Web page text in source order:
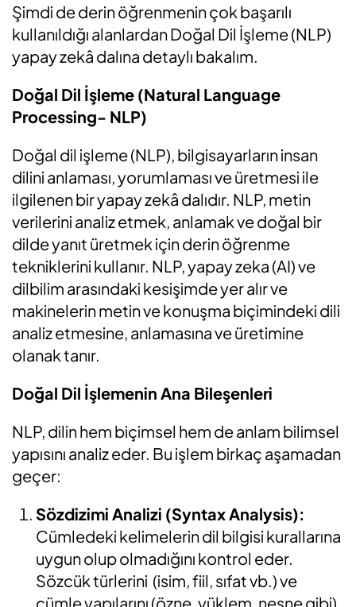
Şimdi de derin öğrenmenin çok başarılı
kullanıldığı alanlardan Doğal Dil İşleme (NLP)
yapay zekâ dalına detaylı bakalım.
Doğal Dil İşleme (Natural Language
Processing- NLP)
Doğal dil işleme (NLP), bilgisayarların insan
dilini anlaması, yorumlaması ve üretmesi ile
ilgilenen bir yapay zekâ dalıdır. NLP, metin
verilerini analiz etmek, anlamak ve doğal bir
dilde yanıt üretmek için derin öğrenme
tekniklerini kullanır. NLP, yapay zeka (AI) ve
dilbilim arasındaki kesişimde yer alır ve
makinelerin metin ve konuşma biçimindeki dili
analiz etmesine, anlamasına ve üretimine
olanak tanır.
Doğal Dil İşlemenin Ana Bileşenleri
NLP, dilin hem biçimsel hem de anlam bilimsel
yapısını analiz eder. Bu işlem birkaç aşamadan
geçer:
Sözdizimi Analizi (Syntax Analysis):
Cümledeki kelimelerin dil bilgisi kurallarına
uygun olup olmadığını kontrol eder.
Sözcük türlerini (isim, fiil, sıfat vb.) ve
cümle yapılarını (özne, yüklem, nesne gibi)